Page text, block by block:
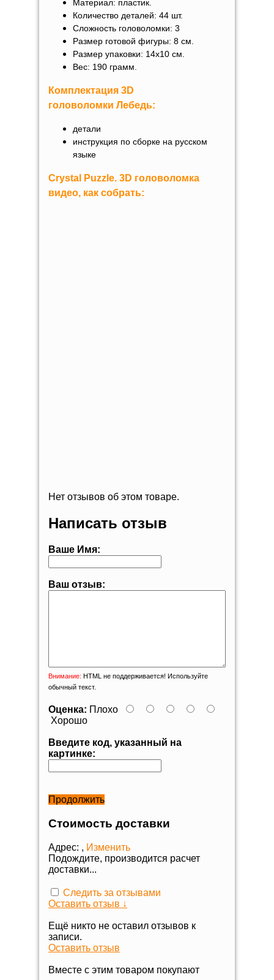
Материал: пластик.
Количество деталей: 44 шт.
Сложность головоломки: 3
Размер готовой фигуры: 8 см.
Размер упаковки: 14x10 см.
Вес: 190 грамм.
Комплектация 3D
головоломки Лебедь:
детали
инструкция по сборке на русском
языке
Crystal Puzzle. 3D головоломка
видео, как собрать:
Нет отзывов об этом товаре.
Написать отзыв
Ваше Имя:
Ваш отзыв:
Внимание: HTML не поддерживается! Используйте
обычный текст.
Оценка: Плохо
Хорошо
Введите код, указанный на
картинке:
Продолжить
Стоимость доставки
Адрес: , Изменить
Подождите, производится расчет
доставки...
Следить за отзывами
Оставить отзыв ↓
Ещё никто не оставил отзывов к
записи.
Оставить отзыв
Вместе с этим товаром покупают